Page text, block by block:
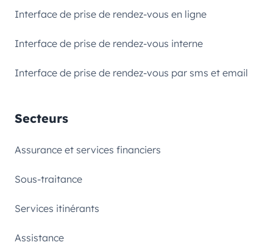
Interface de prise de rendez-vous en ligne
Interface de prise de rendez-vous interne
Interface de prise de rendez-vous par sms et email
Secteurs
Assurance et services financiers
Sous-traitance
Services itinérants
Assistance